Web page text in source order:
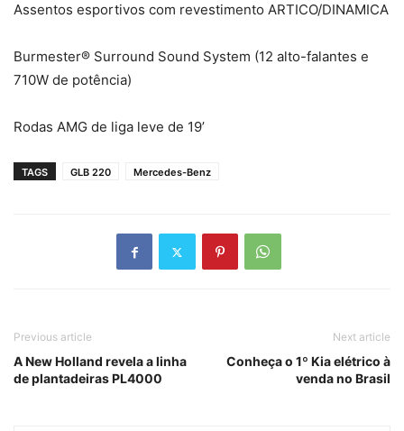
Assentos esportivos com revestimento ARTICO/DINAMICA
Burmester® Surround Sound System (12 alto-falantes e
710W de potência)
Rodas AMG de liga leve de 19’
TAGS GLB 220 Mercedes-Benz
Previous article
A New Holland revela a linha
de plantadeiras PL4000
Next article
Conheça o 1º Kia elétrico à
venda no Brasil